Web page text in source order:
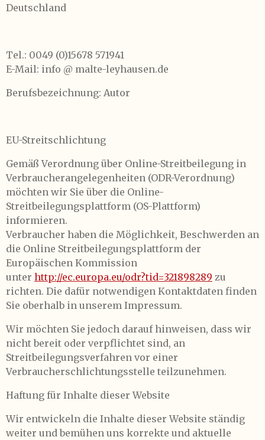
Deutschland
Tel.: 0049 (0)15678 571941
E-Mail: info @ malte-leyhausen.de
Berufsbezeichnung: Autor
EU-Streitschlichtung
Gemäß Verordnung über Online-Streitbeilegung in
Verbraucherangelegenheiten (ODR-Verordnung)
möchten wir Sie über die Online-
Streitbeilegungsplattform (OS-Plattform)
informieren.
Verbraucher haben die Möglichkeit, Beschwerden an
die Online Streitbeilegungsplattform der
Europäischen Kommission
unter http://ec.europa.eu/odr?tid=321898289 zu
richten. Die dafür notwendigen Kontaktdaten finden
Sie oberhalb in unserem Impressum.
Wir möchten Sie jedoch darauf hinweisen, dass wir
nicht bereit oder verpflichtet sind, an
Streitbeilegungsverfahren vor einer
Verbraucherschlichtungsstelle teilzunehmen.
Haftung für Inhalte dieser Website
Wir entwickeln die Inhalte dieser Website ständig
weiter und bemühen uns korrekte und aktuelle